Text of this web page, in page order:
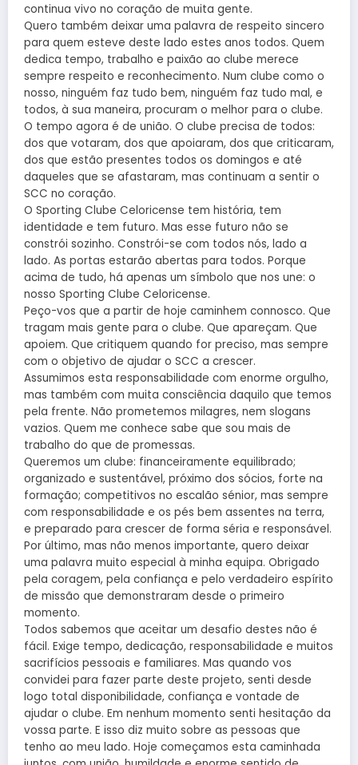
continua vivo no coração de muita gente.
Quero também deixar uma palavra de respeito sincero
para quem esteve deste lado estes anos todos. Quem
dedica tempo, trabalho e paixão ao clube merece
sempre respeito e reconhecimento. Num clube como o
nosso, ninguém faz tudo bem, ninguém faz tudo mal, e
todos, à sua maneira, procuram o melhor para o clube.
O tempo agora é de união. O clube precisa de todos:
dos que votaram, dos que apoiaram, dos que criticaram,
dos que estão presentes todos os domingos e até
daqueles que se afastaram, mas continuam a sentir o
SCC no coração.
O Sporting Clube Celoricense tem história, tem
identidade e tem futuro. Mas esse futuro não se
constrói sozinho. Constrói-se com todos nós, lado a
lado. As portas estarão abertas para todos. Porque
acima de tudo, há apenas um símbolo que nos une: o
nosso Sporting Clube Celoricense.
Peço-vos que a partir de hoje caminhem connosco. Que
tragam mais gente para o clube. Que apareçam. Que
apoiem. Que critiquem quando for preciso, mas sempre
com o objetivo de ajudar o SCC a crescer.
Assumimos esta responsabilidade com enorme orgulho,
mas também com muita consciência daquilo que temos
pela frente. Não prometemos milagres, nem slogans
vazios. Quem me conhece sabe que sou mais de
trabalho do que de promessas.
Queremos um clube: financeiramente equilibrado;
organizado e sustentável, próximo dos sócios, forte na
formação; competitivos no escalão sénior, mas sempre
com responsabilidade e os pés bem assentes na terra,
e preparado para crescer de forma séria e responsável.
Por último, mas não menos importante, quero deixar
uma palavra muito especial à minha equipa. Obrigado
pela coragem, pela confiança e pelo verdadeiro espírito
de missão que demonstraram desde o primeiro
momento.
Todos sabemos que aceitar um desafio destes não é
fácil. Exige tempo, dedicação, responsabilidade e muitos
sacrifícios pessoais e familiares. Mas quando vos
convidei para fazer parte deste projeto, senti desde
logo total disponibilidade, confiança e vontade de
ajudar o clube. Em nenhum momento senti hesitação da
vossa parte. E isso diz muito sobre as pessoas que
tenho ao meu lado. Hoje começamos esta caminhada